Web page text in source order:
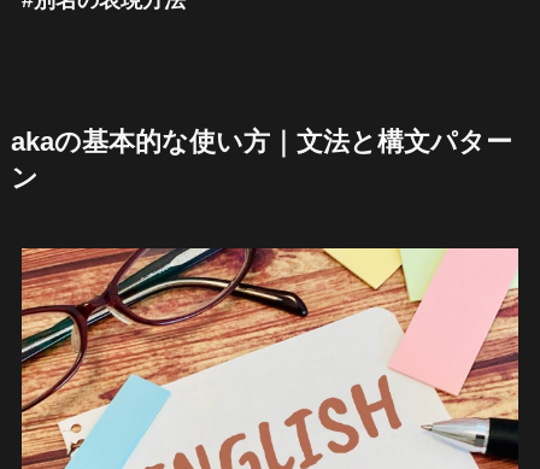
akaの基本的な使い方｜文法と構文パター
ン